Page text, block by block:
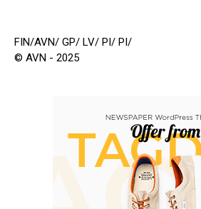
FIN/AVN/ GP/ LV/ PI/ PI/
© AVN - 2025